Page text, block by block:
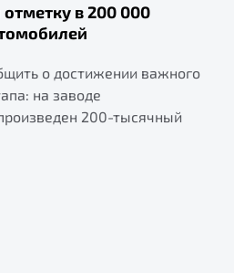
в 200 000
о достижении важного
на заводе
200-тысячный